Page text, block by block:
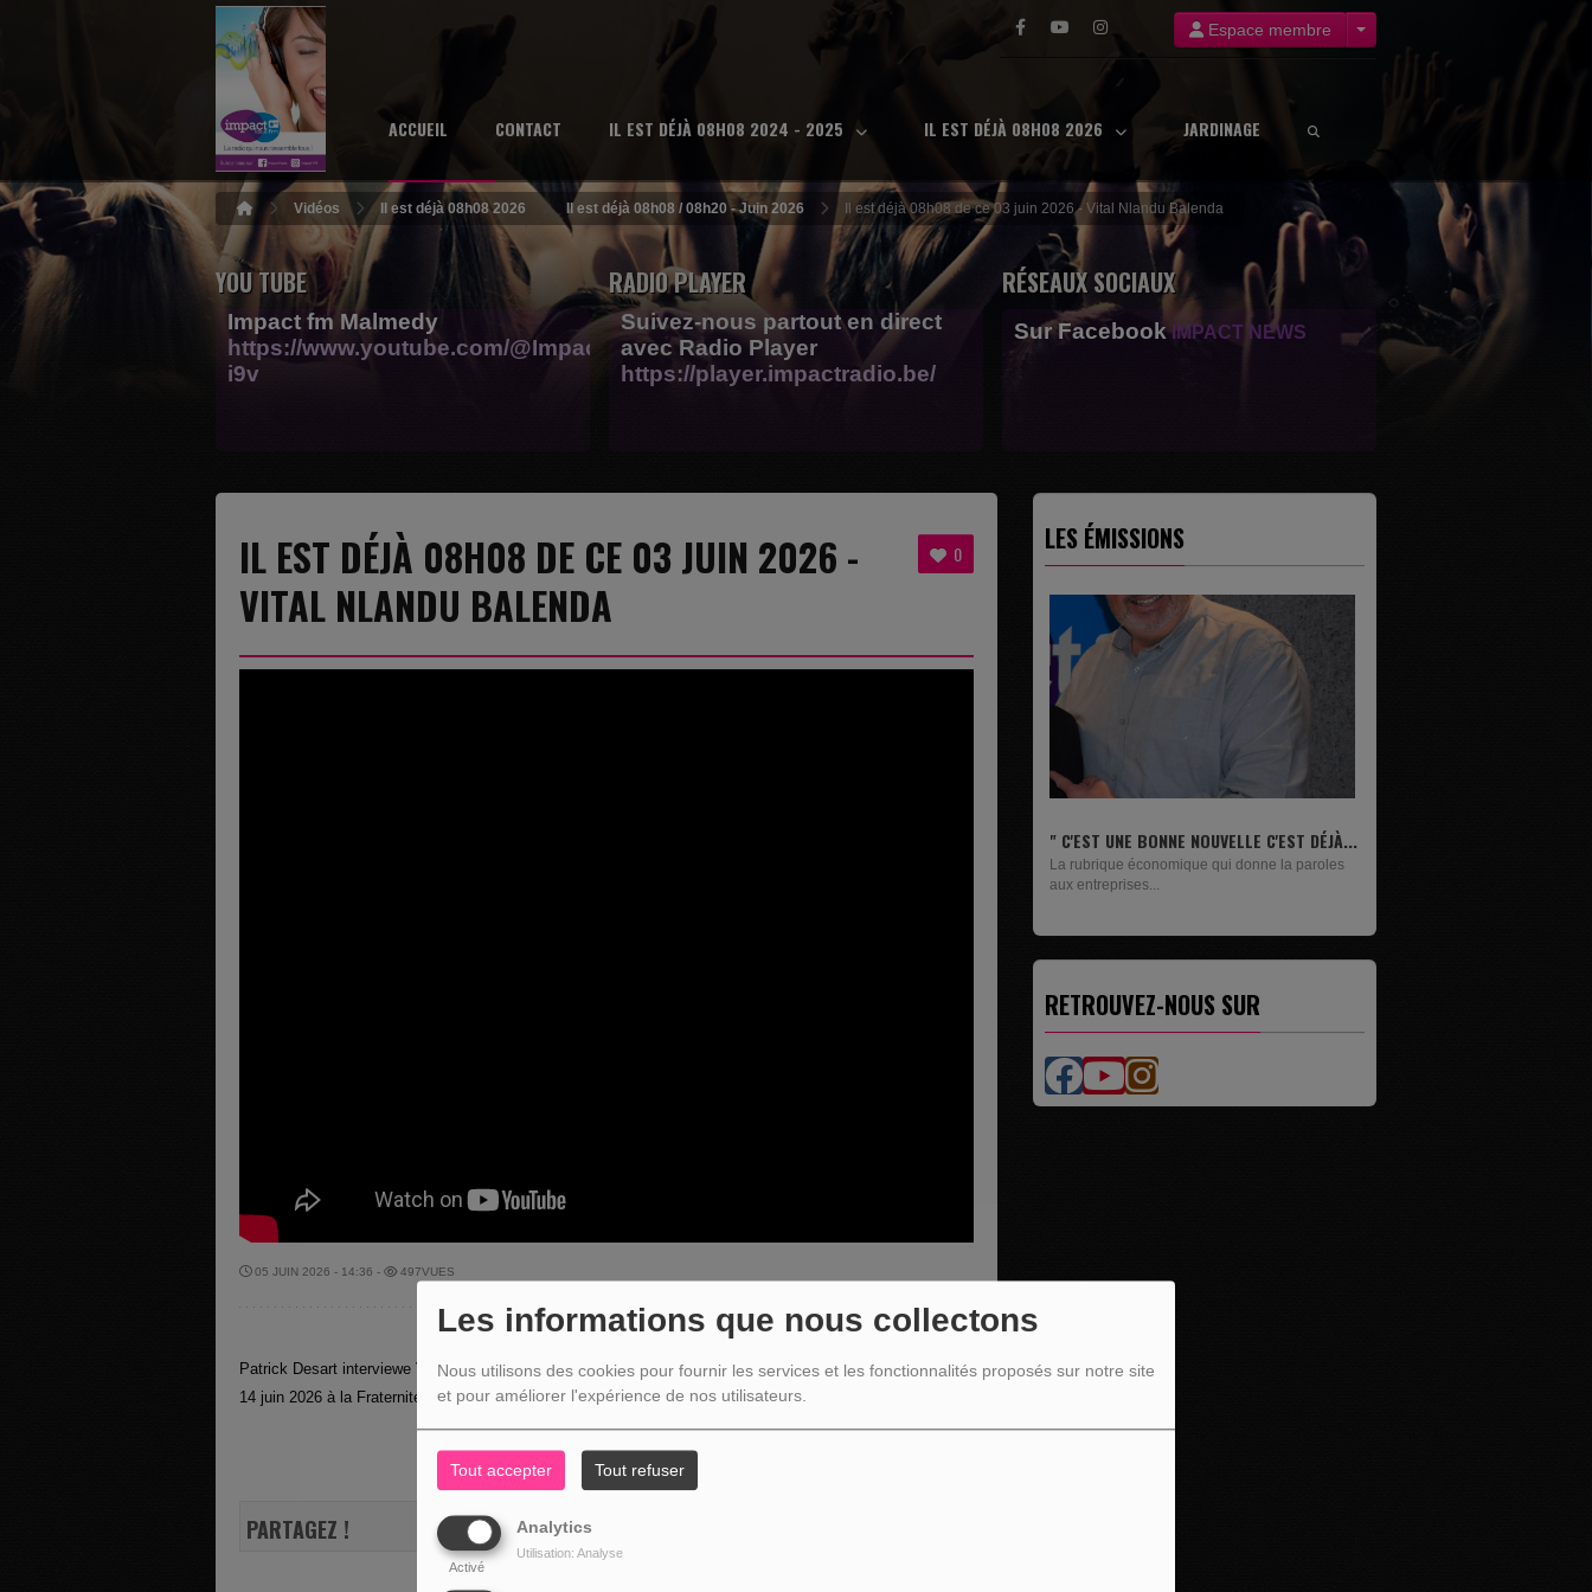
Les informations que nous collectons
Nous utilisons des cookies pour fournir les services et les fonctionnalités proposés sur notre site
et pour améliorer l'expérience de nos utilisateurs.
Tout accepter Tout refuser
Analytics
Activé
Utilisation: Analyse
Espace membre
ACCUEIL CONTACT IL EST DÉJÀ 08H08 2024 - 2025 IL EST DÉJÀ 08H08 2026 JARDINAGE
Vidéos Il est déjà 08h08 2026 Il est déjà 08h08 / 08h20 - Juin 2026 Il est déjà 08h08 de ce 03 juin 2026 - Vital Nlandu Balenda
YOU TUBE
Impact fm Malmedy
https://www.youtube.com/@Impactfm-
i9v
RADIO PLAYER
Suivez-nous partout en direct
avec Radio Player
https://player.impactradio.be/
RÉSEAUX SOCIAUX
Sur Facebook IMPACT NEWS
0
IL EST DÉJÀ 08H08 DE CE 03 JUIN 2026 -
VITAL NLANDU BALENDA
05 JUIN 2026 - 14:36 - 497VUES
Patrick Desart interviewe Vital Nlandu Balenda - Doyen de Malmedy pour la journée Africaine du dimanche
14 juin 2026 à la Fraternité
PARTAGEZ !
LES ÉMISSIONS
" C'EST UNE BONNE NOUVELLE C'EST DÉJÀ...
La rubrique économique qui donne la paroles
LIVRES
Un lundi sur deux, Maxime Janssens vous
présente les livres de...
RETROUVEZ-NOUS SUR